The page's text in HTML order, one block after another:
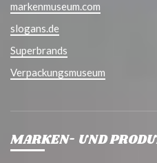
markenmuseum.com
slogans.de
Superbrands
Verpackungsmuseum
MARKEN- UND